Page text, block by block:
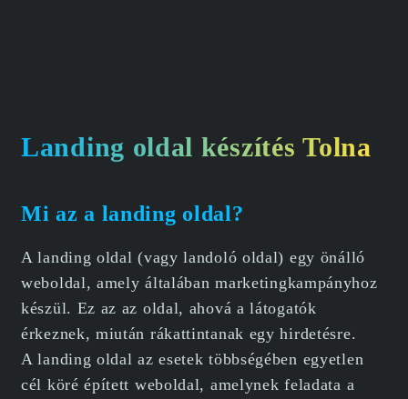
Landing oldal készítés Tolna
Mi az a landing oldal?
A landing oldal (vagy landoló oldal) egy önálló
weboldal, amely általában marketingkampányhoz
készül. Ez az az oldal, ahová a látogatók
érkeznek, miután rákattintanak egy hirdetésre.
A landing oldal az esetek többségében egyetlen
cél köré épített weboldal, amelynek feladata a